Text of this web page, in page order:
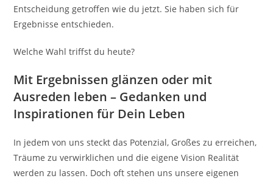
Entscheidung getroffen wie du jetzt. Sie haben sich für
Ergebnisse entschieden.
Welche Wahl triffst du heute?
Mit Ergebnissen glänzen oder mit
Ausreden leben – Gedanken und
Inspirationen für Dein Leben
In jedem von uns steckt das Potenzial, Großes zu erreichen,
Träume zu verwirklichen und die eigene Vision Realität
werden zu lassen. Doch oft stehen uns unsere eigenen